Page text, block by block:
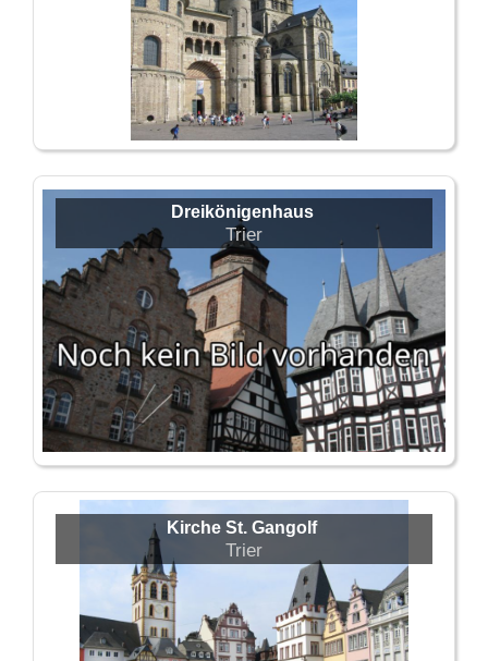
Dreikönigenhaus
Trier
Kirche St. Gangolf
Trier